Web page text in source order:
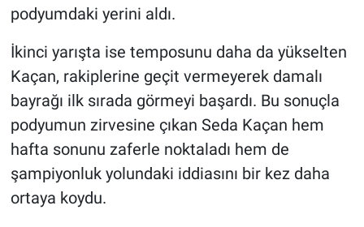
podyumdaki yerini aldı.
İkinci yarışta ise temposunu daha da yükselten
Kaçan, rakiplerine geçit vermeyerek damalı
bayrağı ilk sırada görmeyi başardı. Bu sonuçla
podyumun zirvesine çıkan Seda Kaçan hem
hafta sonunu zaferle noktaladı hem de
şampiyonluk yolundaki iddiasını bir kez daha
ortaya koydu.